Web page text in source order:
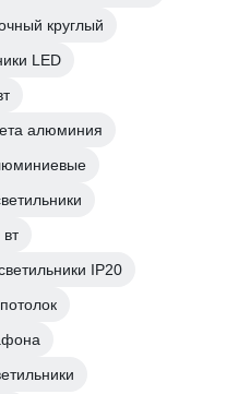
круглый
LED
алюминия
IP20